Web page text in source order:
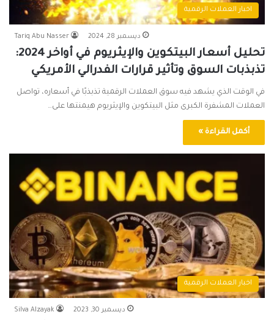
اخبار العملات الرقمية
Tariq Abu Nasser ديسمبر 28, 2024
تحليل أسعار البيتكوين والإيثريوم في أواخر 2024:
تذبذبات السوق وتأثير قرارات الفدرالي الأمريكي
في الوقت الذي يشهد فيه سوق العملات الرقمية تذبذبًا في أسعاره، تواصل
العملات المشفرة الكبرى مثل البيتكوين والإيثريوم هيمنتها على…
أكمل القراءة »
اخبار العملات الرقمية
Silva Alzayak ديسمبر 30, 2023